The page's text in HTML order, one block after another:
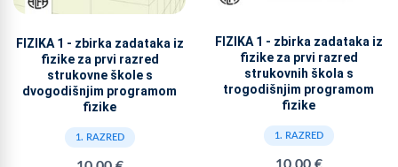
FIZIKA 1 - zbirka zadataka iz
fizike za prvi razred
strukovne škole s
dvogodišnjim programom
fizike
1. RAZRED
FIZIKA 1 - zbirka zadataka iz
fizike za prvi razred
strukovnih škola s
trogodišnjim programom
fizike
1. RAZRED